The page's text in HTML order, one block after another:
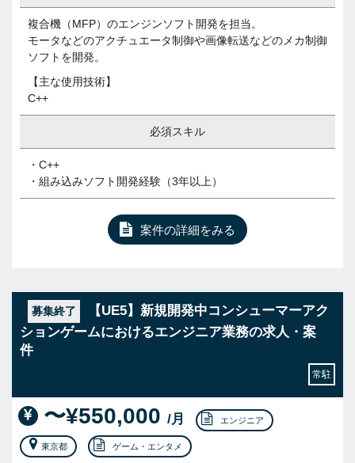
複合機（MFP）のエンジンソフト開発を担当。
モータなどのアクチュエータ制御や画像転送などのメカ制御
ソフトを開発。
【主な使用技術】
C++
必須スキル
・C++
・組み込みソフト開発経験（3年以上）
案件の詳細をみる
募集終了
【UE5】新規開発中コンシューマーアク
ションゲームにおけるエンジニア業務の求人・案
件
常駐
〜¥550,000 /月 エンジニア
東京都 ゲーム・エンタメ